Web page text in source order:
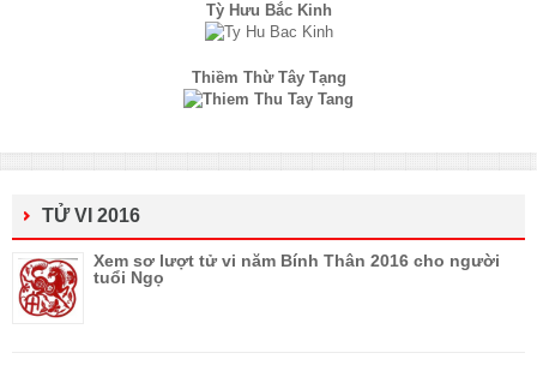
Tỳ Hưu Bắc Kinh
Thiềm Thừ Tây Tạng
TỬ VI 2016
Xem sơ lượt tử vi năm Bính Thân 2016 cho người
tuổi Ngọ